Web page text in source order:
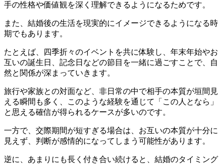
手の性格や価値観を深く理解できるようになるためです。
また、結婚後の生活を現実的にイメージできるようになる時
期でもあります。
たとえば、四季折々のイベントを共に体験し、年末年始やお
互いの誕生日、記念日などの節目を一緒に過ごすことで、自
然と関係が深まっていきます。
旅行や家族との対面など、非日常の中で相手の本質が垣間見
える瞬間も多く、このような経験を通じて「この人となら」
と思える確信が得られるケースが多いのです。
一方で、交際期間が短すぎる場合は、お互いの本質が十分に
見えず、判断が感情的になってしまう可能性があります。
逆に、あまりにも長く付き合い続けると、結婚のタイミング